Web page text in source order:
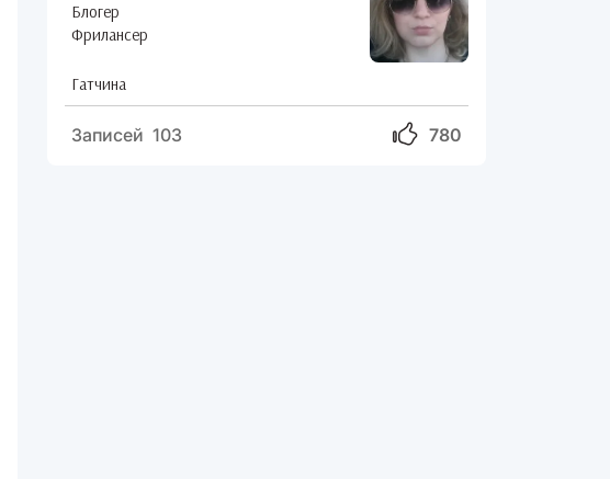
Блогер
Фрилансер
Гатчина
780
Записей 103